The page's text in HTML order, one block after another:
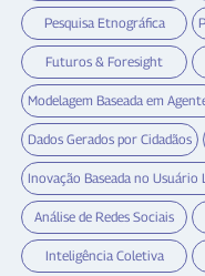
Pesquisa Etnográfica
Futuros & Foresight
Modelagem Baseada em
Dados Gerados por Cidadãos
Inovação Baseada no Usuário
Análise de Redes Sociais
Inteligência Coletiva